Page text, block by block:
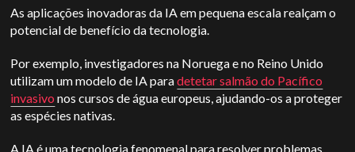
As aplicações inovadoras da IA em pequena escala realçam o
potencial de benefício da tecnologia.
Por exemplo, investigadores na Noruega e no Reino Unido
utilizam um modelo de IA paradetetar salmão do Pacífico
invasivo nos cursos de água europeus, ajudando-os a proteger
as espécies nativas.
A IA é uma tecnologia fenomenal para resolver problemas